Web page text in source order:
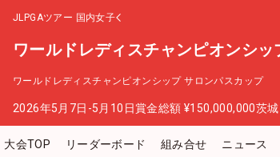
JLPGAツアー 国内女子
ワールドレディスチャンピオンシ
ワールドレディスチャンピオンシップ サロンパスカップ
2026年5月7日-5月10日賞金総額 ¥150,000,000茨
大会TOP リーダーボード 組み合せ ニュース